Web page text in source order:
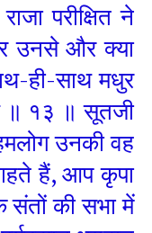
परीक्षित ने
उनसे और क्या
ही-साथ मधुर
॥ १३ ॥ सूतजी
उनकी वह
हैं, आप कृपा
की सभा में